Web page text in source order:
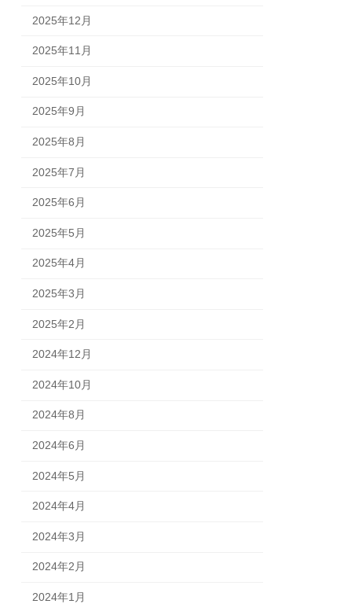
2025年12月
2025年11月
2025年10月
2025年9月
2025年8月
2025年7月
2025年6月
2025年5月
2025年4月
2025年3月
2025年2月
2024年12月
2024年10月
2024年8月
2024年6月
2024年5月
2024年4月
2024年3月
2024年2月
2024年1月